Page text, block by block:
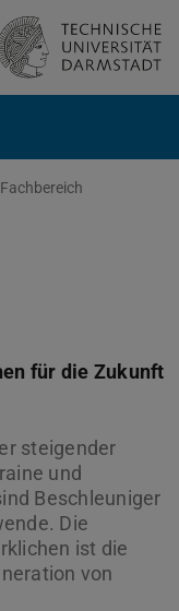
für die Zukunft
steigender
und
Beschleuniger
Die
ist die
von